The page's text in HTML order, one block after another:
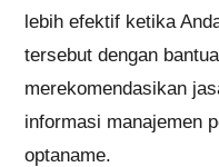
lebih efektif ketika
tersebut dengan
merekomendasikan
informasi manajemen
optaname.